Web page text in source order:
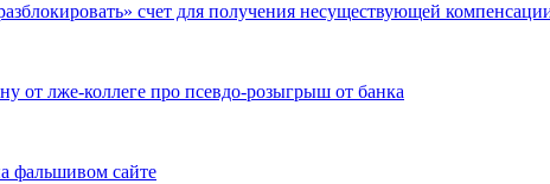
счет для получения несуществующей
от лже-коллеге про псевдо-розыгрыш от банка
фальшивом сайте